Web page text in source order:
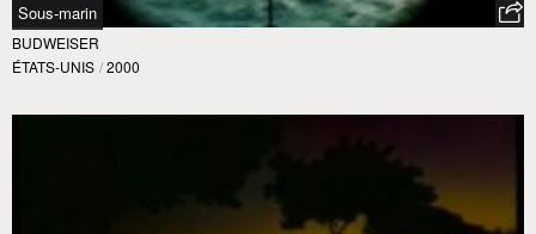
Sous-marin
BUDWEISER
ÉTATS-UNIS / 2000